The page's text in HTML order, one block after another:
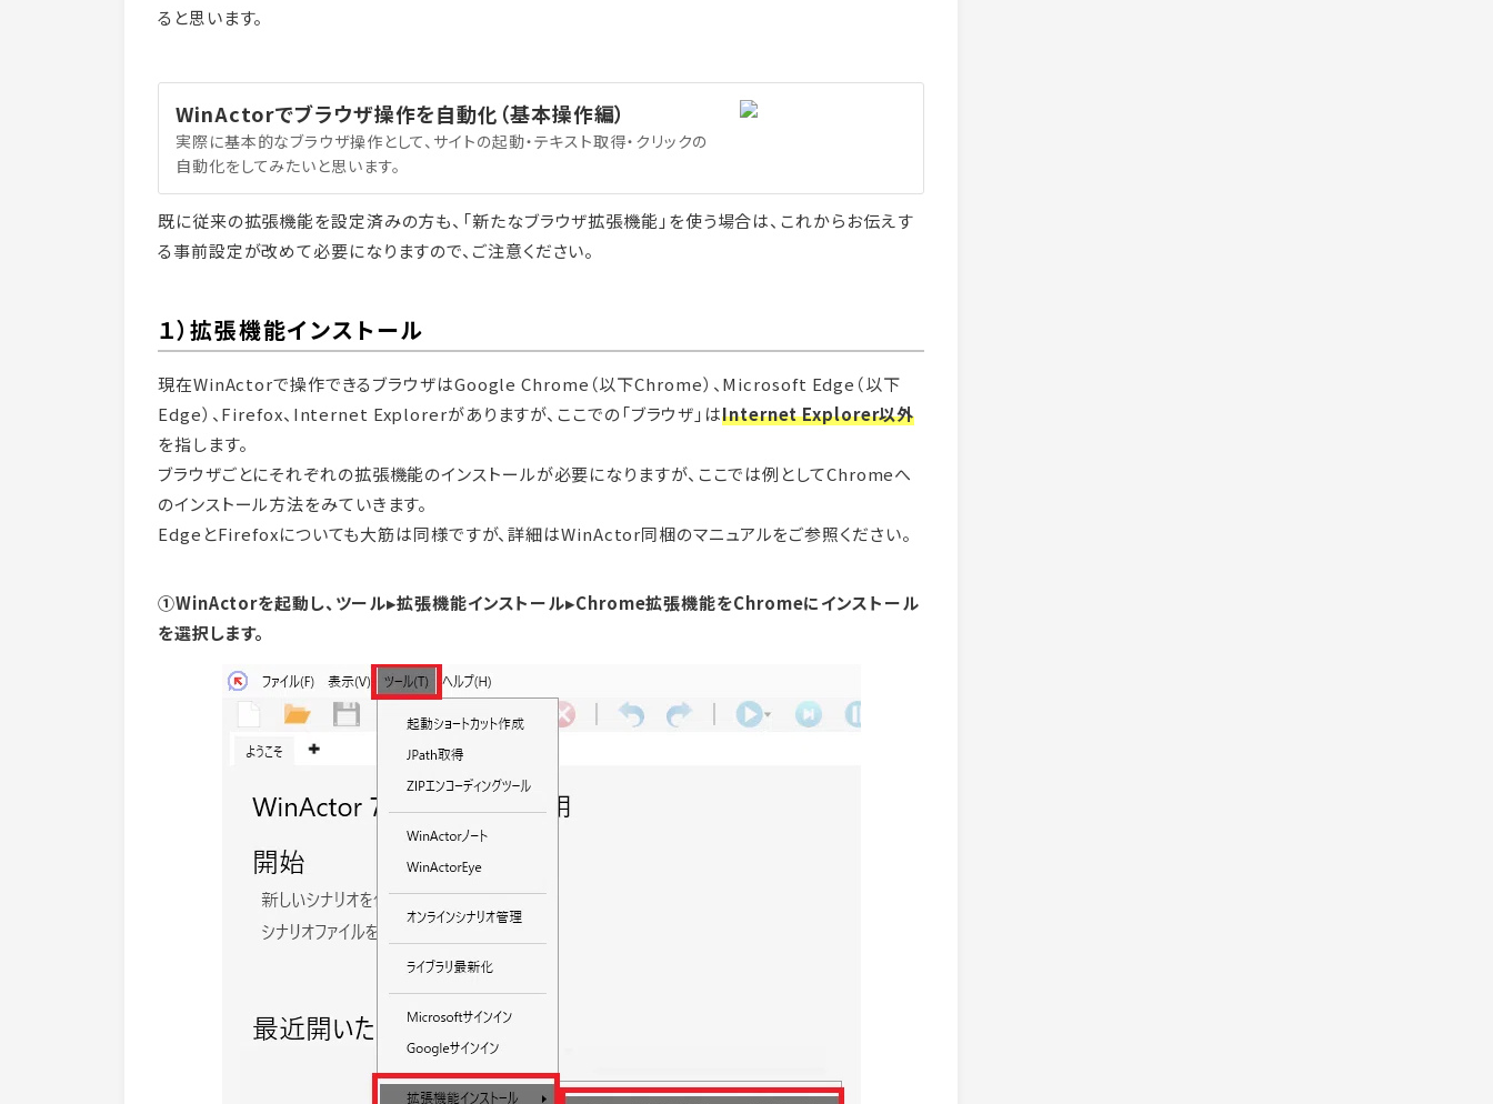
ると思います。
WinActorでブラウザ操作を自動化（基本操作編）
実際に基本的なブラウザ操作として、サイトの起動・テキスト取得・クリックの
自動化をしてみたいと思います。
既に従来の拡張機能を設定済みの方も、「新たなブラウザ拡張機能」を使う場合は、これからお伝えす
る事前設定が改めて必要になりますので、ご注意ください。
１）拡張機能インストール
現在WinActorで操作できるブラウザはGoogle Chrome（以下Chrome）、Microsoft Edge（以下
Edge）、Firefox、Internet Explorerがありますが、ここでの「ブラウザ」はInternet Explorer以外
を指します。
ブラウザごとにそれぞれの拡張機能のインストールが必要になりますが、ここでは例としてChromeへ
のインストール方法をみていきます。
EdgeとFirefoxについても大筋は同様ですが、詳細はWinActor同梱のマニュアルをご参照ください。
①WinActorを起動し、ツール▸拡張機能インストール▸Chrome拡張機能をChromeにインストール
を選択します。